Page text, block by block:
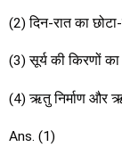
(2) दिन-रात का
(3) सूर्य की किरणों का
(4) ऋतु निर्माण और
Ans. (1)